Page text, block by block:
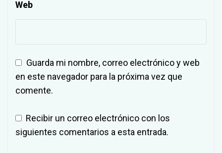
Web
Guarda mi nombre, correo electrónico y web
en este navegador para la próxima vez que
comente.
Recibir un correo electrónico con los
siguientes comentarios a esta entrada.